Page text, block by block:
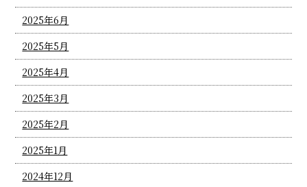
2025年6月
2025年5月
2025年4月
2025年3月
2025年2月
2025年1月
2024年12月